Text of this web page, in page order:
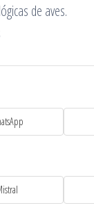
de aves.